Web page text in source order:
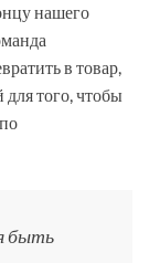
нашего
в товар,
того, чтобы
быть